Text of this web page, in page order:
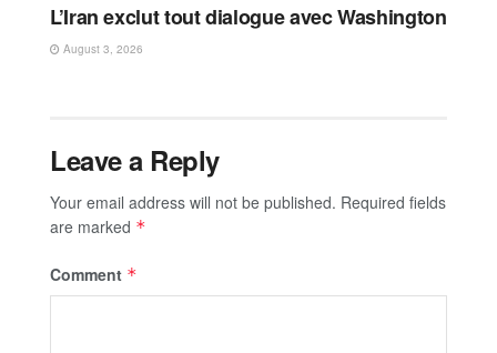
L’Iran exclut tout dialogue avec Washington
August 3, 2026
Leave a Reply
Your email address will not be published. Required fields
are marked *
Comment *